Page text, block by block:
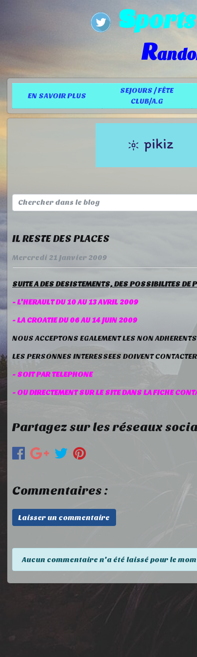
Sports
R
EN SAVOIR PLUS
SEJOURS / FÊTE
CLUB/A.G
IL RESTE DES PLACES
Mercredi 21 Janvier 2009
SUITE A DES DESISTEMENTS, DES POSSIBILITES DE
- L'HERAULT DU 10 AU 13 AVRIL 2009
- LA CROATIE DU 06 AU 14 JUIN 2009
NOUS ACCEPTONS EGALEMENT LES NON
LES PERSONNES INTERESSEES DOIVENT
- SOIT PAR TELEPHONE
- OU DIRECTEMENT SUR LE SITE DANS LA FICHE
Partagez sur les réseaux
Commentaires :
Laisser un commentaire
Aucun commentaire n'a été laissé pour le